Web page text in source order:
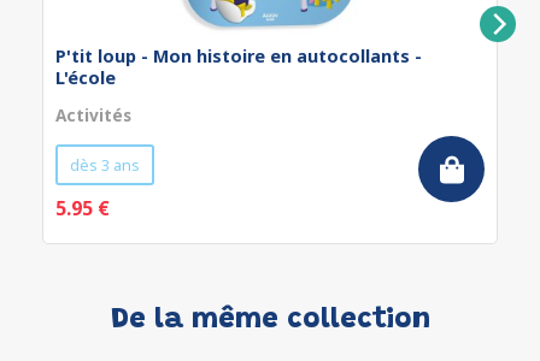
P'tit loup - Mon histoire en autocollants -
L'école
Activités
dès 3 ans
5.95 €
De la même collection